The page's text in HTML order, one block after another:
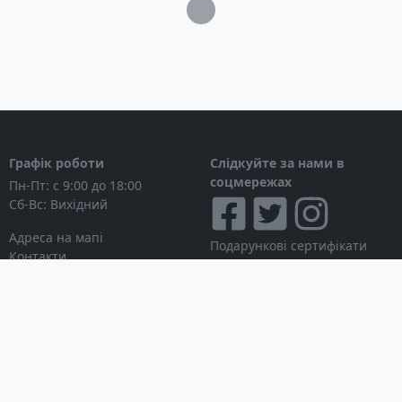
Тип генератора: Бензиновий
охолодженням
Об'єм двигуна: 340 см3
максимальна потужність двигуна: 11 к.с.
Об'єм картера: 1.1 л
Тип стартера: ручний
Загрузка...
Графік роботи
Пн-Пт: с 9:00 до 18:00
Сб-Вс: Вихідний
Адреса на мапі
Контакти
Слідкуйте за нами в
соцмережах
Подарункові сертифікати
Дисконтні картки